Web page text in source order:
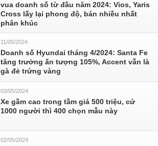
vua doanh số từ đầu năm 2024: Vios, Yaris
Cross lấy lại phong độ, bán nhiều nhất
phân khúc
11/05/2024
Doanh số Hyundai tháng 4/2024: Santa Fe
tăng trưởng ấn tượng 105%, Accent vẫn là
gà đẻ trứng vàng
03/05/2024
Xe gầm cao trong tầm giá 500 triệu, cứ
1000 người thì 400 chọn mẫu này
02/05/2024